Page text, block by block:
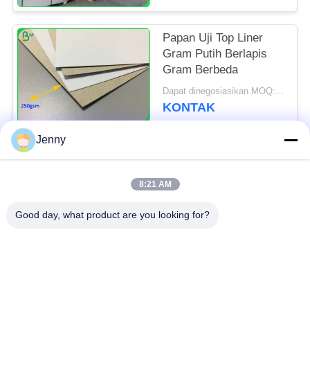
Papan Uji Top Liner
Gram Putih Berlapis
Gram Berbeda
Dapat dinegosiasikan MOQ:3 Ton
KONTAK
Bad Request
Kertas kraft putih
Brown Kraft Paper
Jenny
8:21 AM
Good day, what product are you looking for?